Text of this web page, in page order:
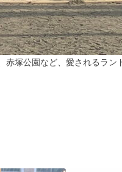
塚公園など、愛されるラン